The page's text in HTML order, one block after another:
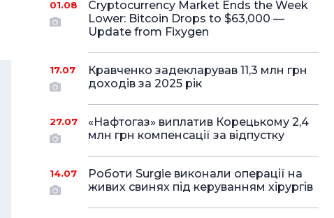
01.08
Cryptocurrency Market Ends the Week
Lower: Bitcoin Drops to $63,000 —
Update from Fixygen
17.07
Кравченко задекларував 11,3 млн грн
доходів за 2025 рік
27.07
«Нафтогаз» виплатив Корецькому 2,4
млн грн компенсації за відпустку
14.07
Роботи Surgie виконали операції на
живих свинях під керуванням хірургів